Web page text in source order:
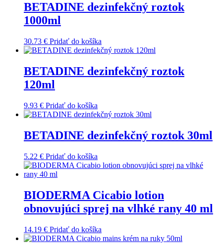
BETADINE dezinfekčný roztok
1000ml
30.73 € Pridať do košíka
BETADINE dezinfekčný roztok
120ml
9.93 € Pridať do košíka
BETADINE dezinfekčný roztok 30ml
5.22 € Pridať do košíka
BIODERMA Cicabio lotion
obnovujúci sprej na vlhké rany 40 ml
14.19 € Pridať do košíka